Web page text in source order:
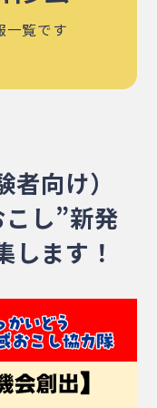
ンク集
一覧です
向け）
し”新発
します！